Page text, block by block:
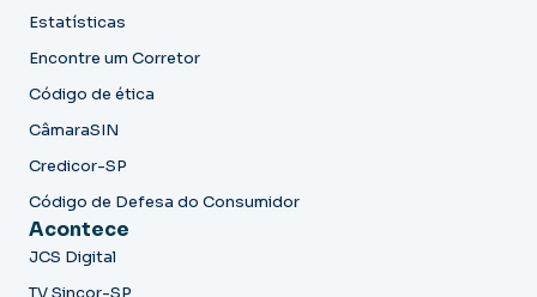
Estatísticas
Encontre um Corretor
Código de ética
CâmaraSIN
Credicor-SP
Código de Defesa do Consumidor
Acontece
JCS Digital
TV Sincor-SP